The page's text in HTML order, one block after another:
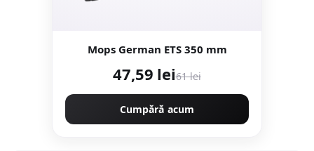
Mops German ETS 350 mm
47,59 lei61 lei
Cumpără acum